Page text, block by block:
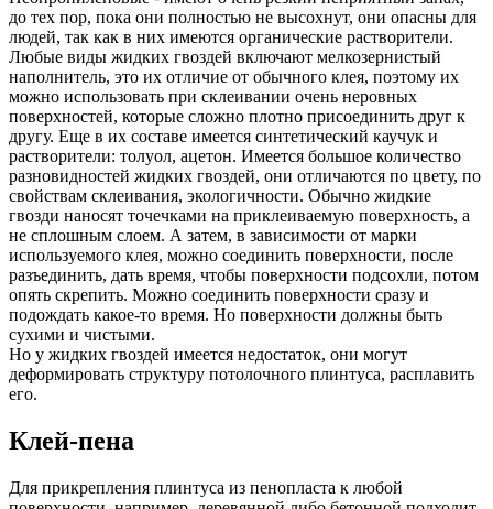
до тех пор, пока они полностью не высохнут, они опасны для
людей, так как в них имеются органические растворители.
Любые виды жидких гвоздей включают мелкозернистый
наполнитель, это их отличие от обычного клея, поэтому их
можно использовать при склеивании очень неровных
поверхностей, которые сложно плотно присоединить друг к
другу. Еще в их составе имеется синтетический каучук и
растворители: толуол, ацетон. Имеется большое количество
разновидностей жидких гвоздей, они отличаются по цвету, по
свойствам склеивания, экологичности. Обычно жидкие
гвозди наносят точечками на приклеиваемую поверхность, а
не сплошным слоем. А затем, в зависимости от марки
используемого клея, можно соединить поверхности, после
разъединить, дать время, чтобы поверхности подсохли, потом
опять скрепить. Можно соединить поверхности сразу и
подождать какое-то время. Но поверхности должны быть
сухими и чистыми.
Но у жидких гвоздей имеется недостаток, они могут
деформировать структуру потолочного плинтуса, расплавить
его.
Клей-пена
Для прикрепления плинтуса из пенопласта к любой